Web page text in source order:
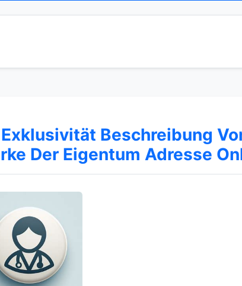
Exklusivität Beschreibung
Der Eigentum Adresse